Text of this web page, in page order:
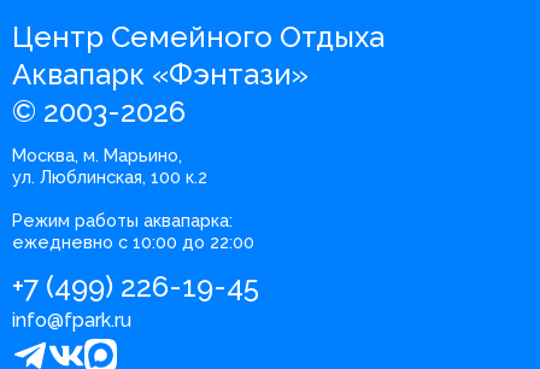
Центр Семейного Отдыха
Аквапарк «Фэнтази»
© 2003-2026
Москва, м. Марьино,
ул. Люблинская, 100 к.2
Режим работы аквапарка:
ежедневно с 10:00 до 22:00
+7 (499) 226-19-45
info@fpark.ru